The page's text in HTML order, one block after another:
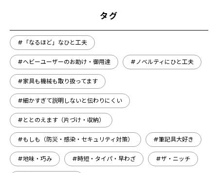
タグ
#「なるほど」なひと工夫
#ヘビーユーザーのお助け・御用達 #ノベルティにひと工夫
#家具も機械も取り扱ってます
#細かすぎて説明しないと伝わりにくい
#ととのえます（片づけ・収納）
#もしも（防災・感染・セキュリティ対策） #筆記具大好き
#地味・巧み #時短・タイパ・早わざ #ザ・ニッチ